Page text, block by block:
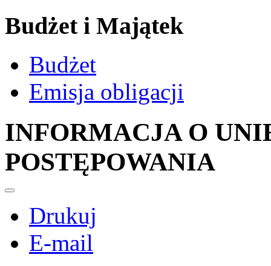
Budżet i Majątek
Budżet
Emisja obligacji
INFORMACJA O
POSTĘPOWANIA
Drukuj
E-mail